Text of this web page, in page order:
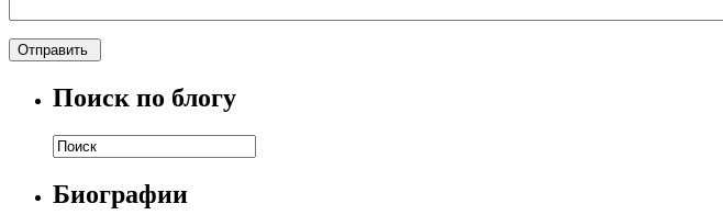
Поиск по блогу
Биографии